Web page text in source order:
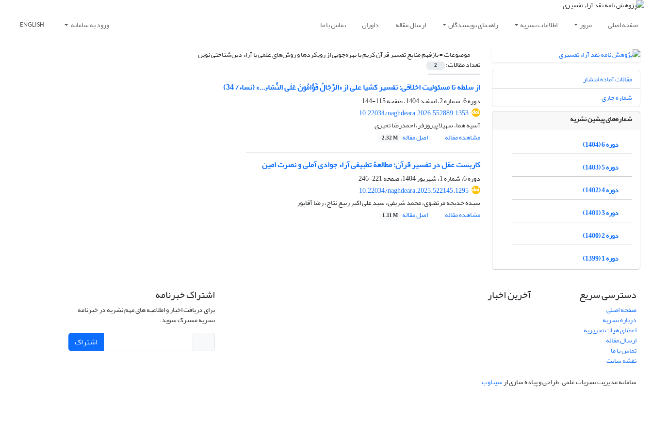
صفحه اصلی مرور اطلاعات نشریه راهنمای نویسندگان ارسال مقاله داوران تماس با ما ورود به سامانه ENGLISH
موضوعات =بازفهم منابع تفسیر قرآن کریم با بهره‌جویی از رویکردها و روش‌های علمی یا آراء دین‌شناختی نوین
تعداد مقالات: 2
از سلطه تا مسئولیت اخلاقی: تفسیر کشیا علی از «الرِّجَالُ قَوَّامُونَ عَلَی النِّسَاءِ...» (نساء/ 34)
دوره 6، شماره 2، اسفند 1404، صفحه
115-144
10.22034/naghdeara.2026.552889.1353
آسیه هما، سهیلا پیروزفر، احمدرضا تحیری
مشاهده مقاله
اصل مقاله 2.32 M
کاربست عقل در تفسیر قرآن: مطالعۀ تطبیقی آراء جوادی آملی و نصرت امین
دوره 6، شماره 1، شهریور 1404، صفحه
221-246
10.22034/naghdeara.2025.522145.1295
سیده خدیجه مرتضوی، محمد شریفی، سید علی اکبر ربیع نتاج، رضا آقاپور
مشاهده مقاله
اصل مقاله 1.11 M
مقالات آماده انتشار
شماره جاری
شماره‌های پیشین نشریه
دوره 6 (1404)
دوره 5 (1403)
دوره 4 (1402)
دوره 3 (1401)
دوره 2 (1400)
دوره 1 (1399)
دسترسی سریع
صفحه اصلی
درباره نشریه
اعضای هیات تحریریه
ارسال مقاله
تماس با ما
نقشه سایت
آخرین اخبار اشتراک خبرنامه
برای دریافت اخبار و اطلاعیه های مهم نشریه در خبرنامه
نشریه مشترک شوید.
اشتراک
سامانه مدیریت نشریات علمی.طراحی و پیاده سازی ازسیناوب